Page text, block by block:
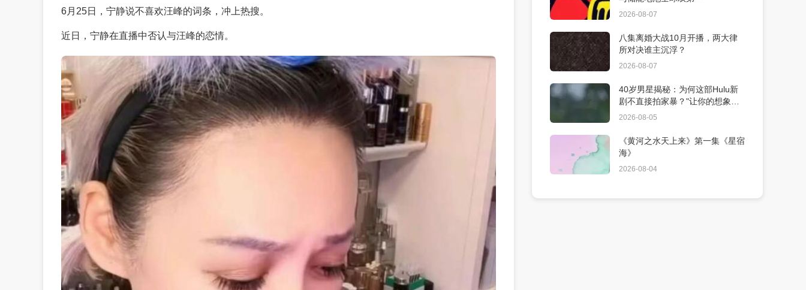
6月25日，宁静说不喜欢汪峰的词条，冲上热搜。
近日，宁静在直播中否认与汪峰的恋情。
2026-08-07
八集离婚大战10月开播，两大律
所对决谁主沉浮？
2026-08-07
40岁男星揭秘：为何这部Hulu新
剧不直接拍家暴？"让你的想象更
震撼"
2026-08-05
《黄河之水天上来》第一集《星宿
海》
2026-08-04